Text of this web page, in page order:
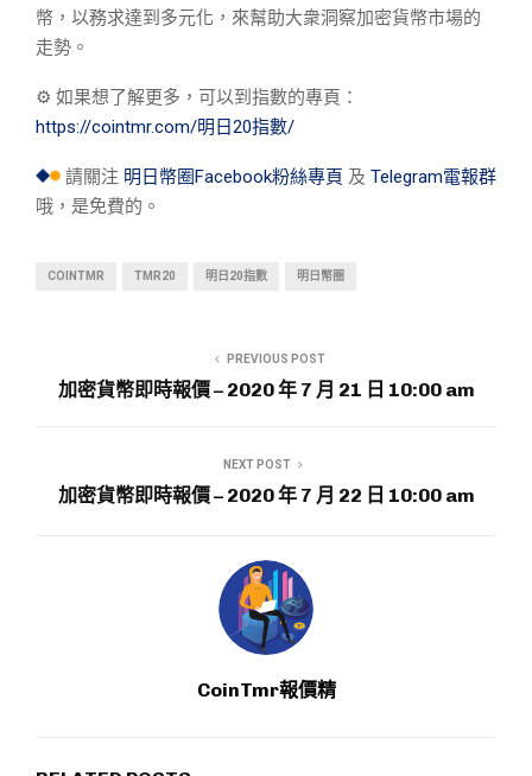
幣，以務求達到多元化，來幫助大衆洞察加密貨幣市場的
走勢。
⚙︎ 如果想了解更多，可以到指數的專頁：
https://cointmr.com/明日20指數/
請關注 明日幣圈Facebook粉絲專頁 及 Telegram電報群
哦，是免費的。
COINTMR TMR20 明日20指數 明日幣圈
PREVIOUS POST
加密貨幣即時報價 – 2020 年 7 月 21 日 10:00 am
NEXT POST
加密貨幣即時報價 – 2020 年 7 月 22 日 10:00 am
CoinTmr報價精